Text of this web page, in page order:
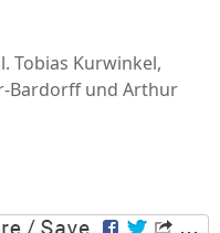
Tobias Kurwinkel,
Bardorff und Arthur